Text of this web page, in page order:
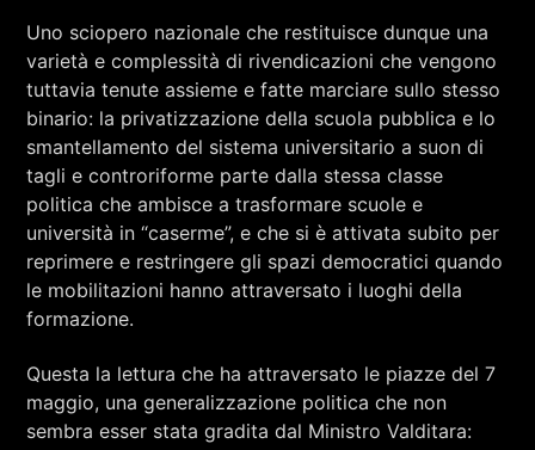
Uno sciopero nazionale che restituisce dunque una
varietà e complessità di rivendicazioni che vengono
tuttavia tenute assieme e fatte marciare sullo stesso
binario: la privatizzazione della scuola pubblica e lo
smantellamento del sistema universitario a suon di
tagli e controriforme parte dalla stessa classe
politica che ambisce a trasformare scuole e
università in “caserme”, e che si è attivata subito per
reprimere e restringere gli spazi democratici quando
le mobilitazioni hanno attraversato i luoghi della
formazione.
Questa la lettura che ha attraversato le piazze del 7
maggio, una generalizzazione politica che non
sembra esser stata gradita dal Ministro Valditara: